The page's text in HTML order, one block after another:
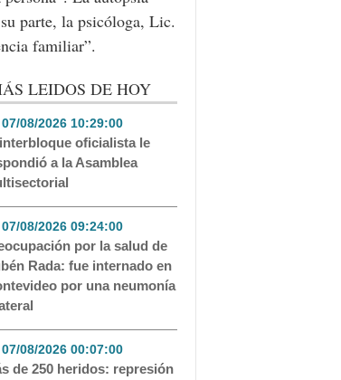
parte, la psicóloga, Lic.
familiar”.
LEIDOS DE HOY
07/08/2026 10:29:00- 207
oficialista le
a la Asamblea
07/08/2026 09:24:00- 158
por la salud de
Rada: fue internado en
por una neumonía
07/08/2026 00:07:00- 83
de 250 heridos: represión